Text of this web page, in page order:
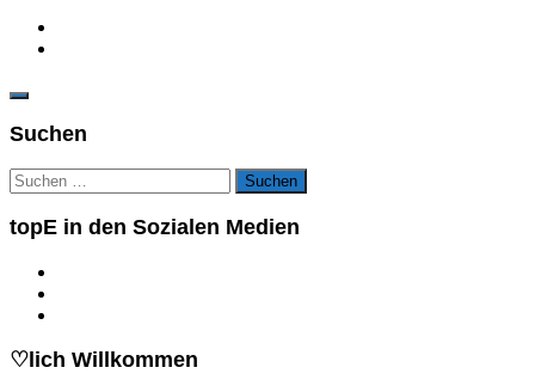
Suchen
Suchen
nach:
topE in den Sozialen Medien
♡lich Willkommen